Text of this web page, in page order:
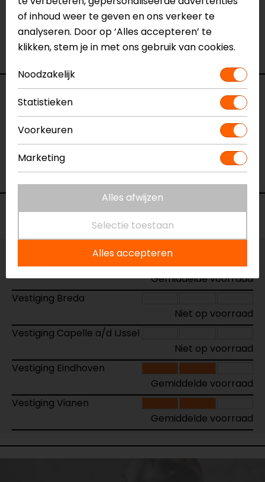
het product bekijken & passen en staan onze
verkoopmedewerkers voor je klaar met advies.
Bekijk onze andere heuptassen en been tassen.
Specificaties
Naam
Basic Beentas
Model
1656512
Merk
Macna
Kleur
N.v.t.
Voorraad
Vestiging Apeldoorn
Gemiddelde voorraad
Vestiging Breda
Niet op voorraad
Vestiging Capelle a/d IJssel
Niet op voorraad
Vestiging Eindhoven
Gemiddelde voorraad
Vestiging Vianen
Gemiddelde voorraad
of inhoud weer te geven en ons verkeer te
analyseren. Door op ‘Alles accepteren’ te
klikken, stem je in met ons gebruik van cookies.
Noodzakelijk
Statistieken
Voorkeuren
Marketing
Alles afwijzen
Selectie toestaan
Alles accepteren